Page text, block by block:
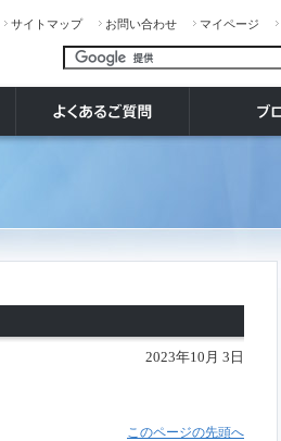
サイトマップ お問い合わせ マイページ
2023年10月 3日
このページの先頭へ